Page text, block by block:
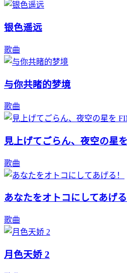
银色遥远
歌曲
与你共睹的梦境
歌曲
見上げてごらん、夜空の星
歌曲
あなたをオトコにしてあげる
歌曲
月色天娇 2